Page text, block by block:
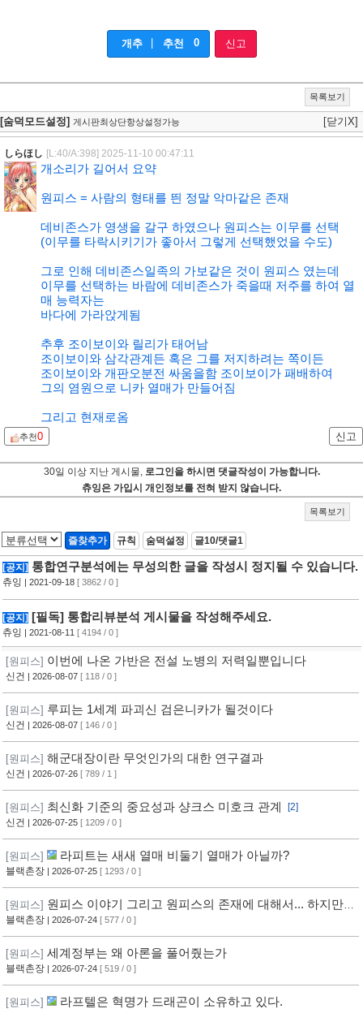
개추 추천 0 신고
목록보기
[숨덕모드설정] 게시판최상단항상설정가능 [닫기X]
しらほし [L:40/A:398] 2025-11-10 00:47:11
개소리가 길어서 요약
원피스 = 사람의 형태를 띈 정말 악마같은 존재
데비존스가 영생을 갈구 하였으나 원피스는 이무를 선택
(이무를 타락시키기가 좋아서 그렇게 선택했었을 수도)
그로 인해 데비존스일족의 가보같은 것이 원피스 였는데
이무를 선택하는 바람에 데비존스가 죽을때 저주를 하여 열
매 능력자는
바다에 가라앉게됨
추후 조이보이와 릴리가 태어남
조이보이와 삼각관계든 혹은 그를 저지하려는 쪽이든
조이보이와 개판오분전 싸움을함 조이보이가 패배하여
그의 염원으로 니카 열매가 만들어짐
그리고 현재로옴
추천0 신고
30일 이상 지난 게시물, 로그인을 하시면 댓글작성이 가능합니다.
츄잉은 가입시 개인정보를 전혀 받지 않습니다.
목록보기
즐찾추가 규칙 숨덕설정 글10/댓글1
[공지] 통합연구분석에는 무성의한 글을 작성시 정지될 수 있습니다.
츄잉 | 2021-09-18 [ 3862 / 0 ]
[공지] [필독] 통합리뷰분석 게시물을 작성해주세요.
츄잉 | 2021-08-11 [ 4194 / 0 ]
[원피스] 이번에 나온 가반은 전설 노병의 저력일뿐입니다
신건 | 2026-08-07 [ 118 / 0 ]
[원피스] 루피는 1세계 파괴신 검은니카가 될것이다
신건 | 2026-08-07 [ 146 / 0 ]
[원피스] 해군대장이란 무엇인가의 대한 연구결과
신건 | 2026-07-26 [ 789 / 1 ]
[원피스] 최신화 기준의 중요성과 샹크스 미호크 관계
[2]
신건 | 2026-07-25 [ 1209 / 0 ]
[원피스] 라피트는 새새 열매 비둘기 열매가 아닐까?
블랙촌장 | 2026-07-25 [ 1293 / 0 ]
[원피스] 원피스 이야기 그리고 원피스의 존재에 대해서... 하지만,
답은 없다
블랙촌장 | 2026-07-24 [ 577 / 0 ]
[원피스] 세계정부는 왜 아론을 풀어줬는가
블랙촌장 | 2026-07-24 [ 519 / 0 ]
[원피스] 라프텔은 혁명가 드래곤이 소유하고 있다.